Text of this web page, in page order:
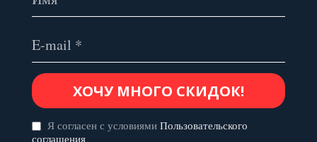
Я согласен с условиями Пользовательского
соглашения